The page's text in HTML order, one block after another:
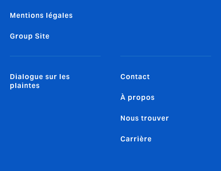
Mentions légales
Group Site
Dialogue sur les
plaintes
Contact
À propos
Nous trouver
Carrière